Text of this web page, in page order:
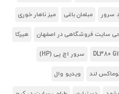
سرور مبلمان باغی میز ناهار خوری
سایت فروشگاهی در اصفهان هیرکا
سرور اچ پی (HP)
لند ویدیو وال